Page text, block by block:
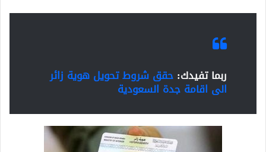
ربما تفيدك: حقق شروط تحويل هوية زائر
الى اقامة جدة السعودية